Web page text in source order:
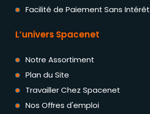
Facilité de Paiement Sans Intérêt
L’univers Spacenet
Notre Assortiment
Plan du Site
Travailler Chez Spacenet
Nos Offres d'emploi